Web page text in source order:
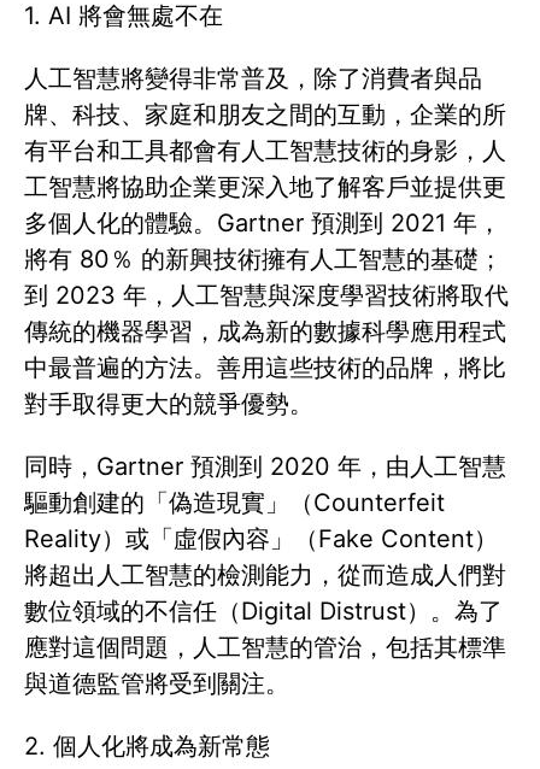
1. AI 將會無處不在
人工智慧將變得非常普及，除了消費者與品
牌、科技、家庭和朋友之間的互動，企業的所
有平台和工具都會有人工智慧技術的身影，人
工智慧將協助企業更深入地了解客戶並提供更
多個人化的體驗。Gartner 預測到 2021 年，
將有 80％ 的新興技術擁有人工智慧的基礎；
到 2023 年，人工智慧與深度學習技術將取代
傳統的機器學習，成為新的數據科學應用程式
中最普遍的方法。善用這些技術的品牌，將比
對手取得更大的競爭優勢。
同時，Gartner 預測到 2020 年，由人工智慧
驅動創建的「偽造現實」（Counterfeit
Reality）或「虛假內容」（Fake Content）
將超出人工智慧的檢測能力，從而造成人們對
數位領域的不信任（Digital Distrust）。為了
應對這個問題，人工智慧的管治，包括其標準
與道德監管將受到關注。
2. 個人化將成為新常態